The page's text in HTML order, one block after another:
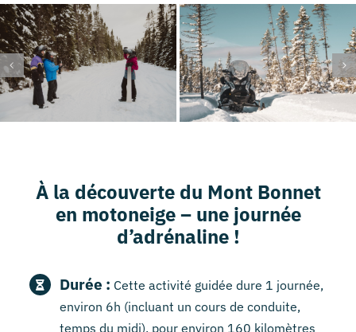
À la découverte du Mont Bonnet
en motoneige – une journée
d’adrénaline !
Durée : Cette activité guidée dure 1 journée,
environ 6h (incluant un cours de conduite,
temps du midi), pour environ 160 kilomètres